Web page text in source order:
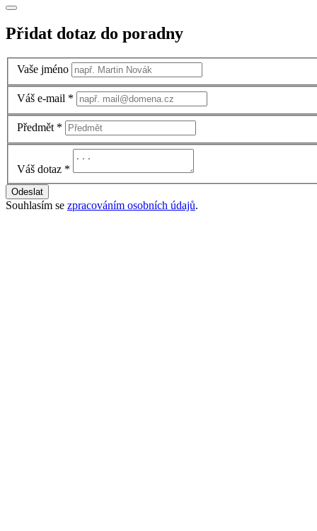
Přidat dotaz do poradny
Vaše jméno
Váš e-mail *
Předmět *
Váš dotaz *
Odeslat
Souhlasím se zpracováním osobních údajů.